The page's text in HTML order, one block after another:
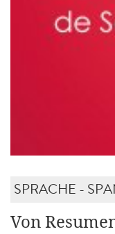
SPRACHE -
Von